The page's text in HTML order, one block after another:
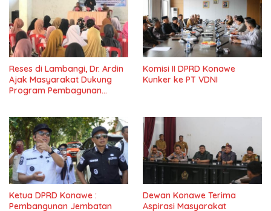
Reses di Lambangi, Dr. Ardin
Ajak Masyarakat Dukung
Program Pembagunan
Komisi II DPRD Konawe
Kunker ke PT VDNI
Ketua DPRD Konawe :
Pembangunan Jembatan
Dewan Konawe Terima
Aspirasi Masyarakat